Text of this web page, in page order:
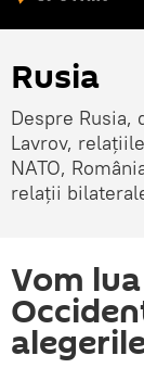
Rusia
Despre
Lavrov,
NATO,
relații
Vom